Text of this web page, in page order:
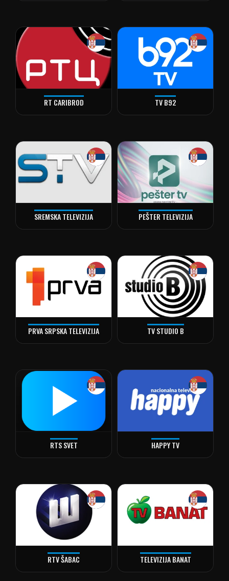
RT CARIBROD TV B92
SREMSKA TELEVIZIJA PEŠTER TELEVIZIJA
PRVA SRPSKA TELEVIZIJA TV STUDIO B
alt="RTS Svet" loading="lazy" decoding="async" />
RTS SVET HAPPY TV
RTV ŠABAC TELEVIZIJA BANAT